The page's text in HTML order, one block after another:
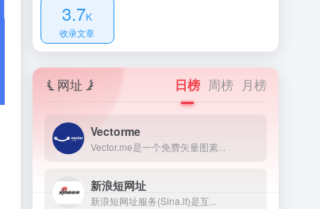
3.7K
收录文章
网址 日榜 周榜 月榜
Vectorme
Vector.me是一个免费矢量图素...
新浪短网址
新浪短网址服务(Sina.lt)是互...